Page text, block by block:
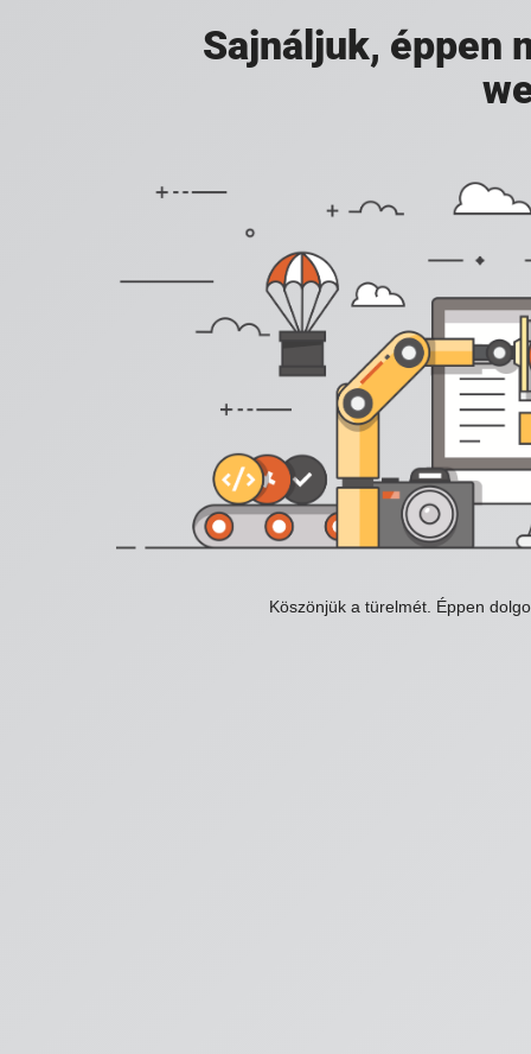
Sajnáljuk, éppen
Köszönjük a türelmét. Éppen